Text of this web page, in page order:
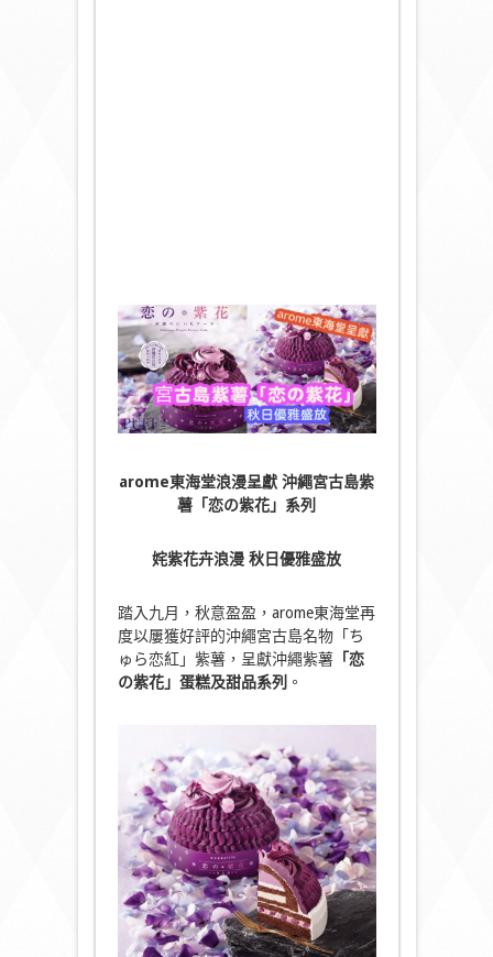
arome東海堂浪漫呈獻 沖繩宮古島紫
薯「恋の紫花」系列
姹紫花卉浪漫 秋日優雅盛放
踏入九月，秋意盈盈，arome東海堂再
度以屢獲好評的沖繩宮古島名物「ち
ゅら恋紅」紫薯，呈獻沖繩紫薯「恋
の紫花」蛋糕及甜品系列 。